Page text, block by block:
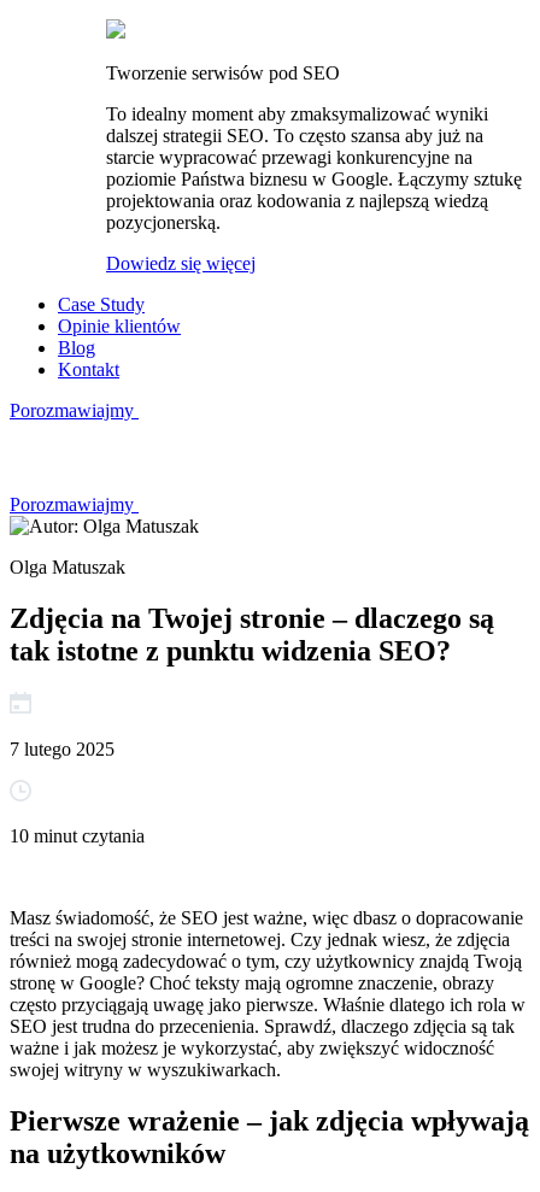
Tworzenie serwisów pod SEO
To idealny moment aby zmaksymalizować wyniki
dalszej strategii SEO. To często szansa aby już na
starcie wypracować przewagi konkurencyjne na
poziomie Państwa biznesu w Google. Łączymy sztukę
projektowania oraz kodowania z najlepszą wiedzą
pozycjonerską.
Dowiedz się więcej
Case Study
Opinie klientów
Blog
Kontakt
Porozmawiajmy
Porozmawiajmy
Olga Matuszak
Zdjęcia na Twojej stronie – dlaczego są
tak istotne z punktu widzenia SEO?
7 lutego 2025
10 minut czytania
Masz świadomość, że SEO jest ważne, więc dbasz o dopracowanie
treści na swojej stronie internetowej. Czy jednak wiesz, że zdjęcia
również mogą zadecydować o tym, czy użytkownicy znajdą Twoją
stronę w Google? Choć teksty mają ogromne znaczenie, obrazy
często przyciągają uwagę jako pierwsze. Właśnie dlatego ich rola w
SEO jest trudna do przecenienia. Sprawdź, dlaczego zdjęcia są tak
ważne i jak możesz je wykorzystać, aby zwiększyć widoczność
swojej witryny w wyszukiwarkach.
Pierwsze wrażenie – jak zdjęcia wpływają
na użytkowników